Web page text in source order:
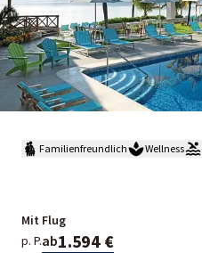
Familienfreundlich Wellness
Mit Flug
p. P.ab1.594 €